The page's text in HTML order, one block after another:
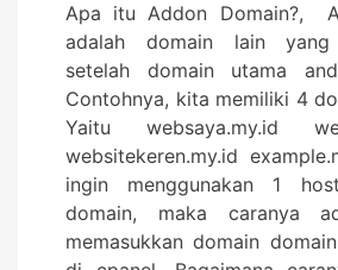
s
t
e
d
o
n
Apa itu Addon Domain?,
adalah domain lain yang
setelah domain utama
Contohnya, kita memiliki 4
Yaitu websaya.my.id
websitekeren.my.id
ingin menggunakan 1
domain, maka caranya
memasukkan domain